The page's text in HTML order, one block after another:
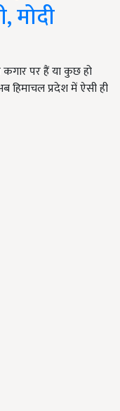
मोदी
पर हैं या कुछ हो
हिमाचल प्रदेश में ऐसी ही